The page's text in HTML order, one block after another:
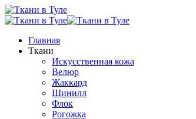
Главная
Ткани
Искусственная кожа
Велюр
Жаккард
Шинилл
Флок
Рогожка